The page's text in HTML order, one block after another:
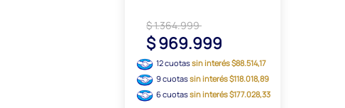
$ 1.364.999
$ 969.999
12 cuotassin interés $88.514,17
9 cuotassin interés $118.018,89
6 cuotassin interés $177.028,33